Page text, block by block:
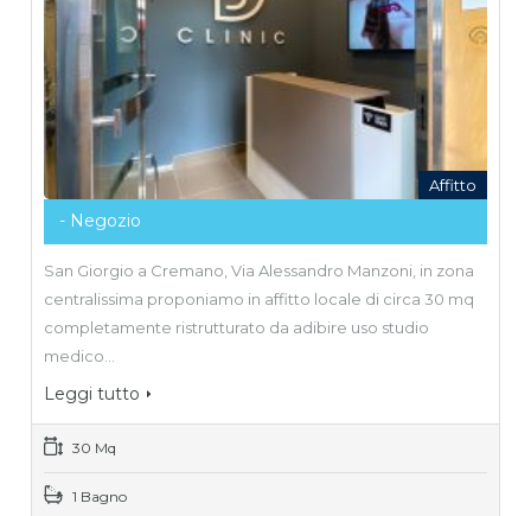
Affitto
- Negozio
San Giorgio a Cremano, Via Alessandro Manzoni, in zona
centralissima proponiamo in affitto locale di circa 30 mq
completamente ristrutturato da adibire uso studio
medico…
Leggi tutto
30 Mq
1 Bagno